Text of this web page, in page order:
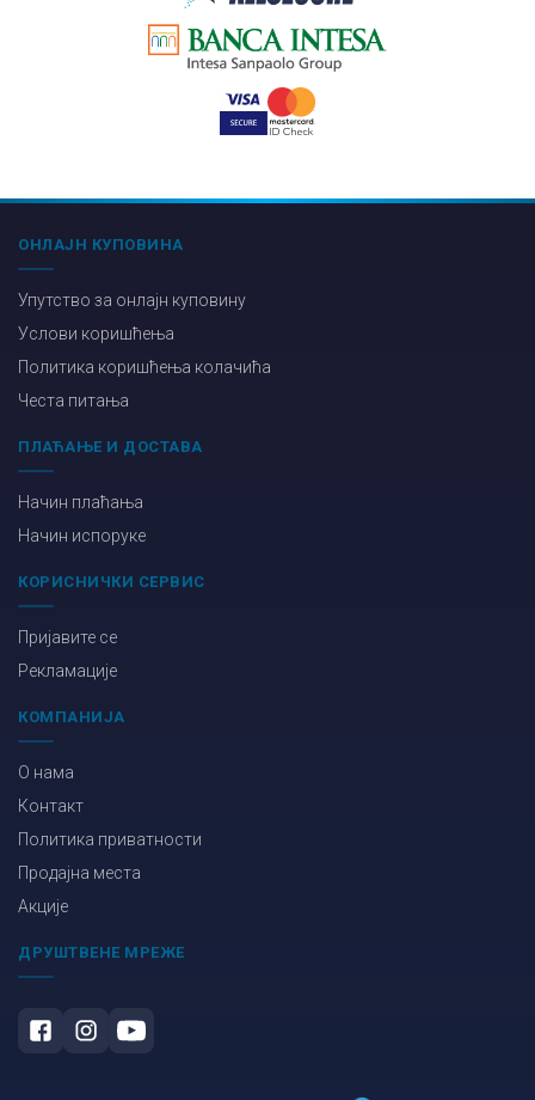
ОНЛАЈН КУПОВИНА
Упутство за онлајн куповину
Услови коришћења
Политика коришћења колачића
Честа питања
ПЛАЋАЊЕ И ДОСТАВА
Начин плаћања
Начин испоруке
КОРИСНИЧКИ СЕРВИС
Пријавите се
Рекламације
КОМПАНИЈА
О нама
Контакт
Политика приватности
Продајна места
Акције
ДРУШТВЕНЕ МРЕЖЕ